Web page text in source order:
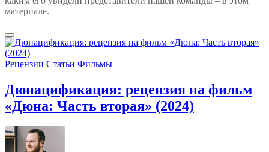
материале.
Рецензии Статьи Фильмы
Дюнацификация: рецензия на фильм
«Дюна: Часть вторая» (2024)